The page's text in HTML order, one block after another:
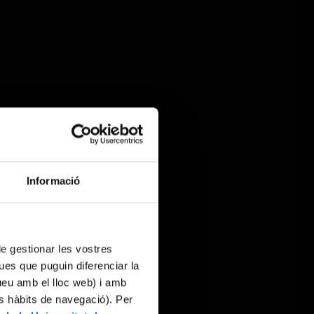
Informació
gestionar les vostres
que puguin diferenciar la
amb el lloc web) i amb
hàbits de navegació). Per